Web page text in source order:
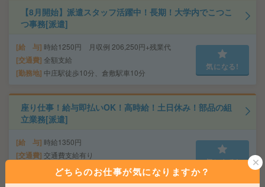
【8月開始】派遣スタッフ活躍中！長期！大学内でこつこ
つ事務[派遣]
給 与 時給1250円 月収例 206,250円+残業代
交通費 全額支給
勤務地 中庄駅徒歩10分、倉敷駅車10分
気になる!
座り仕事！給与即払いOK！高時給！土日休み！部品の組
立業務[派遣]
給 与 時給1350円
交通費 交通費支給有り
里庄駅～車5分 ※車通勤・バイク通勤OK
気になる!
どちらのお仕事が気になりますか？